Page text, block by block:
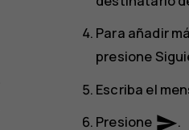
Para añadir
presione
Escriba el
Presione send.